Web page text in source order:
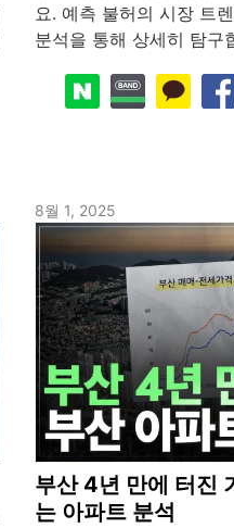
요. 예측 불허의 시장 트
분석을 통해 상세히 탐구
8월 1, 2025
부산 4년 만에 터진
는 아파트 분석